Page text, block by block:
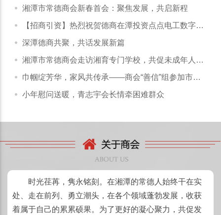
湘潭市常德商会新春首会：聚焦发展，共启新程
【招商引资】热烈祝贺德商在潭投资点点电工数字化
平台正式启动
深潭德商共聚，共话发展新篇
湘潭市常德商会走访湘育专门学校，共促未成年人成
长与商会发展
巾帼绽芳华，家风共传承——商会“善信”组参加市工
商联妇工委“三八”活动
小年慰问送暖，青志宇会长情牵困难群众
时光荏苒，隽永铭刻。在湘潭的常德人始终干在实
处、走在前列、勇立潮头，在各个领域蓬勃发展，收获
着属于自己的累累硕果。为了更好的凝心聚力，共促发